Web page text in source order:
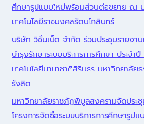
ศึกษารูปแบบใหม่พร้อมส่วนต่อขยาย ณ
เทคโนโลยีราชมงคลรัตนโกสินทร์
บริษัท วิชั่นเน็ต จำกัด ร่วมประชุมรายงา
บำรุงรักษาระบบบริการการศึกษา ประจำ
เทคโนโลยีนานาชาติสิรินธร มหาวิทยาลัย
รังสิต
มหาวิทยาลัยราชภัฏพิบูลสงครามจัดประ
โครงการจัดซื้อระบบบริการการศึกษารูป